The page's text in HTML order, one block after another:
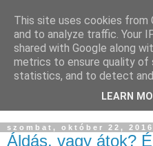
szombat, október 22, 2016
Áldás, vagy átok?
This site uses cookies
and to analyze traffic. Your
shared with Google along
metrics to ensure quality of
statistics, and to detect and
LEARN